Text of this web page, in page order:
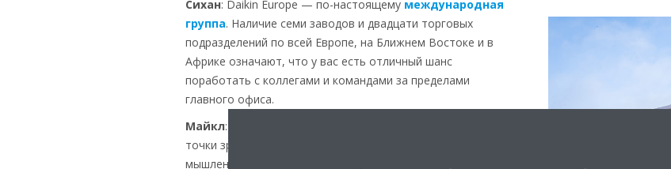
Сихан: Daikin Europe — по-настоящему международная
группа. Наличие семи заводов и двадцати торговых
подразделений по всей Европе, на Ближнем Востоке и в
Африке означают, что у вас есть отличный шанс
поработать с коллегами и командами за пределами
главного офиса.
Майкл: Если посмотреть на продукт Daikin с глобальной
точки зрения, вы сможете выработать и стратегическое
мышление. Например, стратегии, которые вы планируете